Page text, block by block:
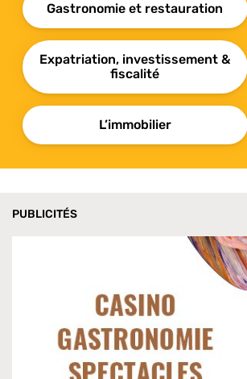
Gastronomie et restauration
Expatriation, investissement &
fiscalité
L’immobilier
PUBLICITÉS